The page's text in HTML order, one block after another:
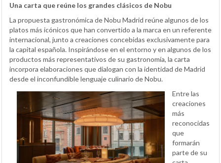
Una carta que reúne los grandes clásicos de Nobu
La propuesta gastronómica de Nobu Madrid reúne algunos de los
platos más icónicos que han convertido a la marca en un referente
internacional, junto a creaciones concebidas exclusivamente para
la capital española. Inspirándose en el entorno y en algunos de los
productos más representativos de su gastronomía, la carta
incorpora elaboraciones que dialogan con la identidad de Madrid
desde el inconfundible lenguaje culinario de Nobu.
Entre las
creaciones
más
reconocidas
que
formarán
parte de su